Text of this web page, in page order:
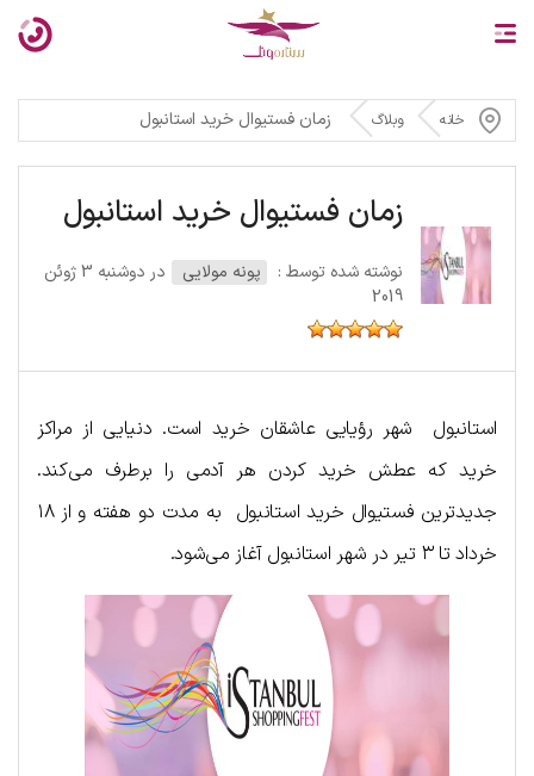
خانه وبلاگ زمان فستیوال خرید استانبول
زمان فستیوال خرید استانبول
نوشته شده توسط : پونه مولایی
در دوشنبه 3 ژوئن
2019
استانبول شهر رؤیایی عاشقان خرید است. دنیایی از مراکز
خرید که عطش خرید کردن هر آدمی را برطرف می‌کند.
جدیدترین فستیوال خرید استانبول به مدت دو هفته و از ۱۸
خرداد تا ۳ تیر در شهر استانبول آغاز می‌شود.